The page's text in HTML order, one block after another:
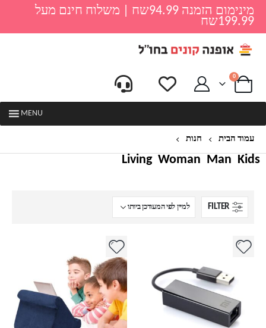
מינימום הזמנה 94.99שח | משלוח חינם מעל
199.99שח
0
MENU
עמוד הבית חנות
Kids
Man
Woman
Living
FILTER
למוצר
יש
מספר
סוגים.
ניתן
לבחור